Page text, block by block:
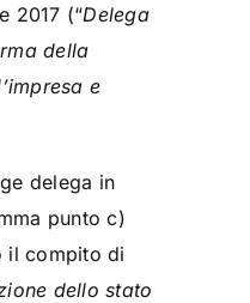
2017 (“Delega
della
e
delega in
punto c)
il compito di
dello stato